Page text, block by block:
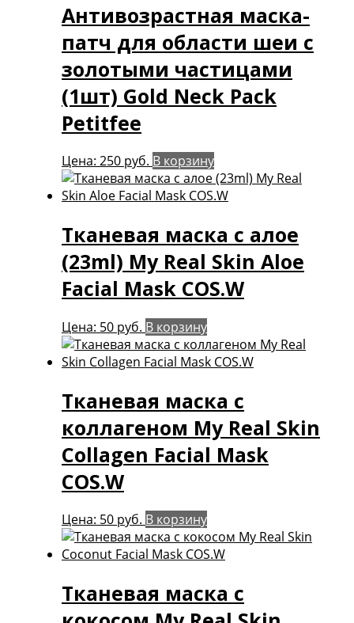
Антивозрастная маска-
патч для области шеи с
золотыми частицами
(1шт) Gold Neck Pack
Petitfee
Цена: 250 руб. В корзину
Тканевая маска с алое
(23ml) My Real Skin Aloe
Facial Mask COS.W
Цена: 50 руб. В корзину
Тканевая маска с
коллагеном My Real Skin
Collagen Facial Mask
COS.W
Цена: 50 руб. В корзину
Тканевая маска с